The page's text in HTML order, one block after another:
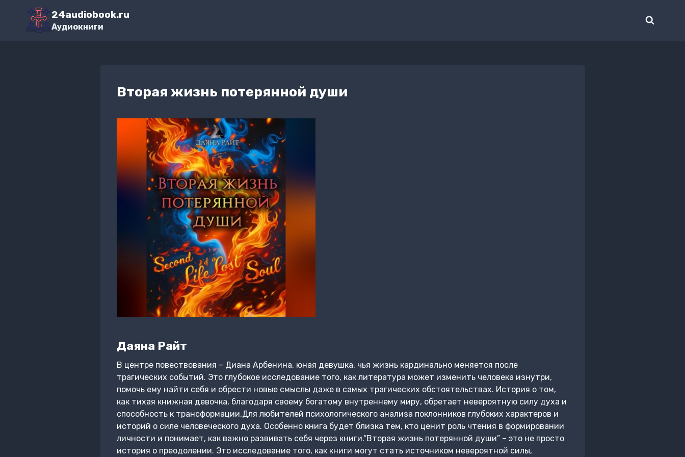
Перейти
содержимому
24audiobook.ru
Аудиокниги
Вторая жизнь потерянной души
Даяна Райт
В центре повествования – Диана Арбенина, юная девушка, чья жизнь кардинально меняется после
трагических событий. Это глубокое исследование того, как литература может изменить человека изнутри,
помочь ему найти себя и обрести новые смыслы даже в самых трагических обстоятельствах. История о том,
как тихая книжная девочка, благодаря своему богатому внутреннему миру, обретает невероятную силу духа и
способность к трансформации.Для любителей психологического анализа поклонников глубоких характеров и
историй о силе человеческого духа. Особенно книга будет близка тем, кто ценит роль чтения в формировании
личности и понимает, как важно развивать себя через книги.“Вторая жизнь потерянной души” – это не просто
история о преодолении. Это исследование того, как книги могут стать источником невероятной силы,